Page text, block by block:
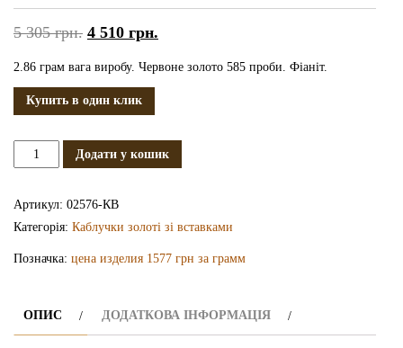
5 305грн. 4 510 грн.
2.86 грам вага виробу. Червоне золото 585 проби. Фіаніт.
Купить в один клик
Золота
Додати у кошик
Артикул: 02576-КВ
Категорія: Каблучки золоті зі вставками
Позначка: цена изделия 1577 грн за грамм
ОПИС ДОДАТКОВА ІНФОРМАЦІЯ